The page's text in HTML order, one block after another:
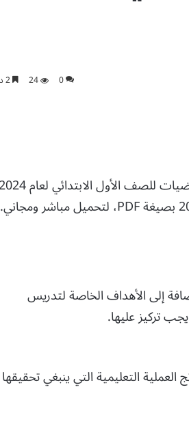
0
24
نقدم لك دفتر تحضير رياضيات الصف الأول الابتدائي في ترم أول 2024 بصيغة PDF، لتحميل مباشر ومجاني.
إلى الأهداف الخاصة لتدريس
تركيز عليها.
التعليمية التي ينبغي تحقيقها